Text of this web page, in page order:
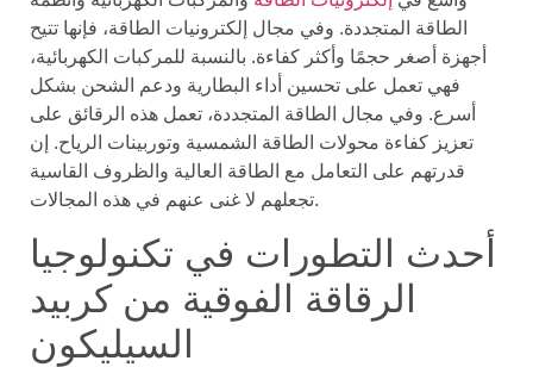
الطاقة المتجددة. وفي مجال إلكترونيات الطاقة، فإنها تتيح
أجهزة أصغر حجمًا وأكثر كفاءة. بالنسبة للمركبات الكهربائية،
فهي تعمل على تحسين أداء البطارية ودعم الشحن بشكل
أسرع. وفي مجال الطاقة المتجددة، تعمل هذه الرقائق على
تعزيز كفاءة محولات الطاقة الشمسية وتوربينات الرياح. إن
قدرتهم على التعامل مع الطاقة العالية والظروف القاسية
تجعلهم لا غنى عنهم في هذه المجالات.
أحدث التطورات في تكنولوجيا
الرقاقة الفوقية من كربيد
السيليكون